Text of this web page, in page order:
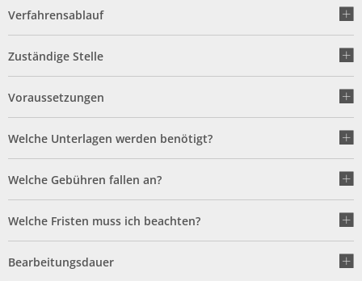
Ausschreibungen
Wahlen Kommunalwahlen
Informationen über die Bestattungsarten
Sehenswürdigkeiten
Disc Golf Parcours im Moringer Stadtpark
Boulebahnen am Moringer Rathausplatz
Flaakebad
Soziales & Gesundheit
Kirchen
Baulückenkataster
wirksame Bauleitpläne
Ver- und Entsorgung
Umwelt
Kriterienkatalog
Schulen
Verfahrensablauf
Zuständige Stelle
Voraussetzungen
Welche Unterlagen werden benötigt?
Welche Gebühren fallen an?
Welche Fristen muss ich beachten?
Bearbeitungsdauer